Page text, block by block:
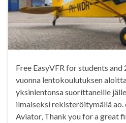
Free EasyVFR for students
vuonna lentokoulutuksen
yksinlentonsa suorittaneille
ilmaiseksi rekisteröitymällä ao.
Aviator, Thank you for a great